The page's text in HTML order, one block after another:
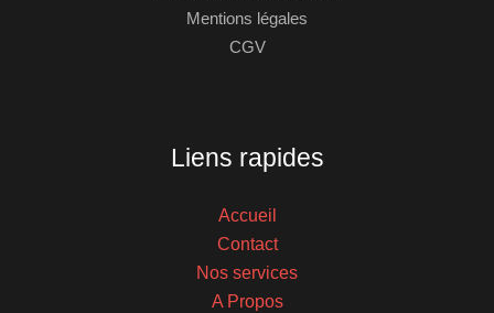
Mentions légales
CGV
Liens rapides
Accueil
Contact
Nos services
A Propos